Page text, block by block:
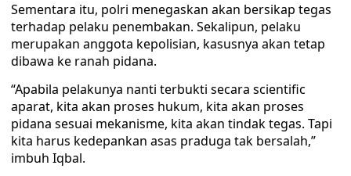
Sementara itu, polri menegaskan akan bersikap tegas
terhadap pelaku penembakan. Sekalipun, pelaku
merupakan anggota kepolisian, kasusnya akan tetap
dibawa ke ranah pidana.
“Apabila pelakunya nanti terbukti secara scientific
aparat, kita akan proses hukum, kita akan proses
pidana sesuai mekanisme, kita akan tindak tegas. Tapi
kita harus kedepankan asas praduga tak bersalah,”
imbuh Iqbal.